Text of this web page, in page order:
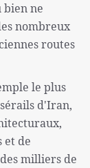
bien ne
nombreux
routes
le plus
d'Iran,
et de
milliers de